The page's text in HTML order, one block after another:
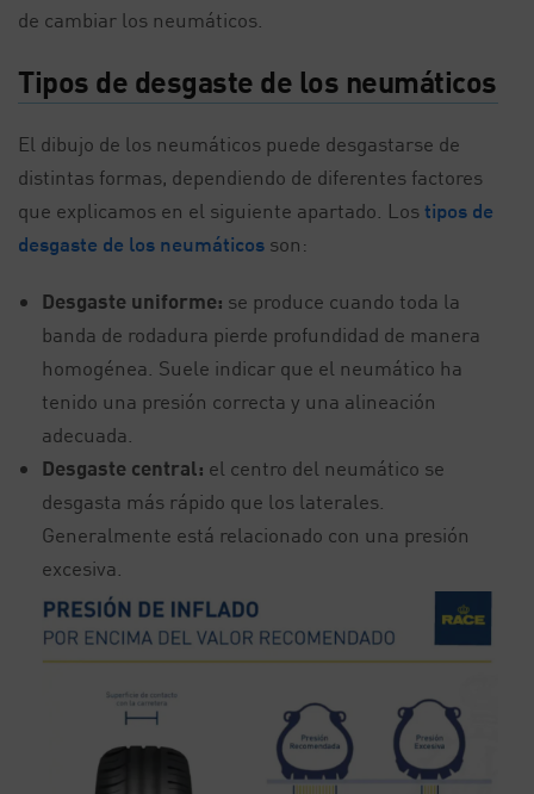
de cambiar los neumáticos.
Tipos de desgaste de los neumáticos
El dibujo de los neumáticos puede desgastarse de
distintas formas, dependiendo de diferentes factores
que explicamos en el siguiente apartado. Lostipos de
desgaste de los neumáticos son:
Desgaste uniforme: se produce cuando toda la
banda de rodadura pierde profundidad de manera
homogénea. Suele indicar que el neumático ha
tenido una presión correcta y una alineación
adecuada.
Desgaste central: el centro del neumático se
desgasta más rápido que los laterales.
Generalmente está relacionado con una presión
excesiva.